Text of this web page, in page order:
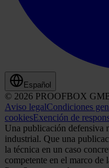
Español
© 2026 PROOFBOX
Aviso legalCondiciones
cookiesExención de
Una publicación defensiva
industrial. Que una
la técnica en un caso
competente en el marco